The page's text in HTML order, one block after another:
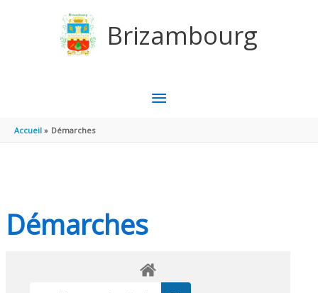
Brizambourg
MENU
Accueil Démarches
Démarches